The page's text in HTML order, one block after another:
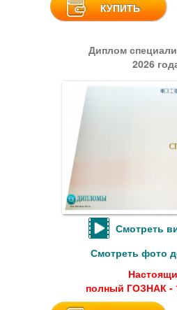
КУПИТЬ
Диплом
2026
Смотреть
Смотреть фото
полный ГОЗНАК -